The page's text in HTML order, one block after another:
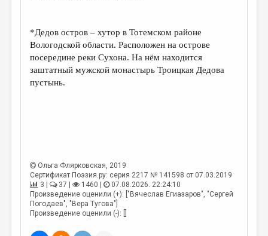
*Дедов остров – хутор в Тотемском районе
Вологодской области. Расположен на острове
посередине реки Сухона. На нём находится
заштатный мужской монастырь Троицкая Дедова
пустынь.
Ольга Флярковская, 2019
Сертификат Поэзия.ру: серия 2217 № 141598 от 07.03.2019
3 |
37 | 1460 |
07.08.2026. 22:24:10
Произведение оценили (+): ["Вячеслав Егиазаров", "Сергей
Погодаев", "Вера Тугова"]
Произведение оценили (-): []